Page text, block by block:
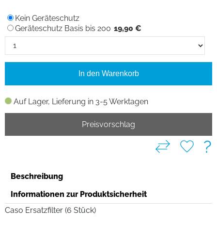
Auf Lager, Lieferung in 3-5 Werktagen
Kein Geräteschutz
Geräteschutz Basis bis 200 19,90 €
In den Warenkorb
Preisvorschlag
?
Beschreibung
Informationen zur Produktsicherheit
Caso Ersatzfilter (6 Stück)